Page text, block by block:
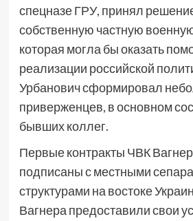
спецназе ГРУ, принял
собственную частную
которая могла бы оказать
реализации российской
Урбанович сформировал
приверженцев, в основном
бывших коллег.
Первые контракты ЧВК
подписаны с местными
структурами на востоке
Вагнера предоставили свои